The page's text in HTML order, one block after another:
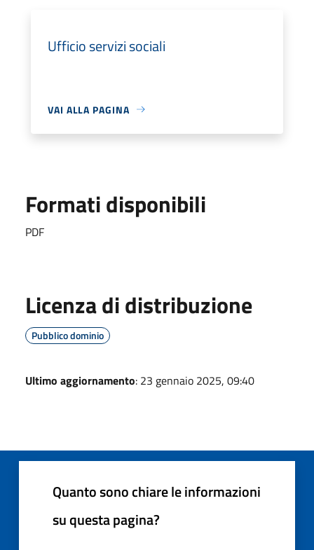
Ufficio servizi sociali
VAI ALLA PAGINA
Formati disponibili
PDF
Licenza di distribuzione
Pubblico dominio
Ultimo aggiornamento: 23 gennaio 2025, 09:40
Quanto sono chiare le informazioni
su questa pagina?